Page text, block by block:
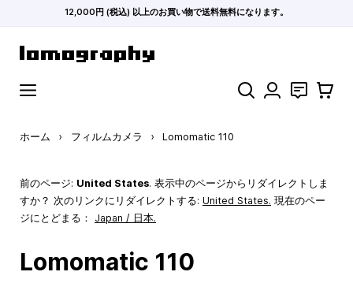
12,000円 (税込) 以上のお買い物で送料無料になります。
検索 お問い合わ
カート
ホーム › フィルムカメラ › Lomomatic 110
前のページ: United States. 表示中のページからリダイレクトしま
すか？ 次のリンクにリダイレクトする: United States. 現在のペー
ジにとどまる： Japan / 日本.
Lomomatic 110